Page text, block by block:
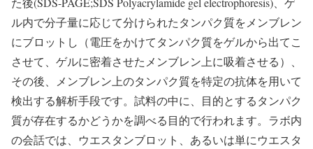
ル内で分子量に応じて分けられたタンパク質をメンブレン
にブロットし（電圧をかけてタンパク質をゲルから出てこ
させて、ゲルに密着させたメンブレン上に吸着させる）、
その後、メンブレン上のタンパク質を特定の抗体を用いて
検出する解析手段です。試料の中に、目的とするタンパク
質が存在するかどうかを調べる目的で行われます。ラボ内
の会話では、ウエスタンブロット、あるいは単にウエスタ